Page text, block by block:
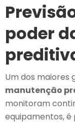
poder
Um dos maiores
manutenção
monitoram
equipamentos,